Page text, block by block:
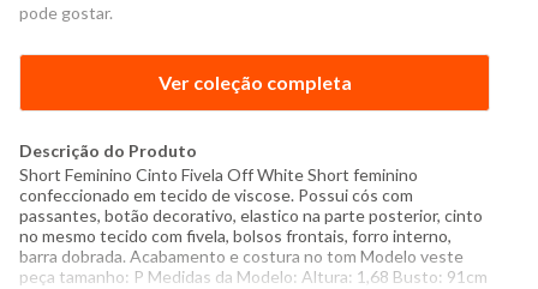
pode gostar.
Ver coleção completa
Descrição do Produto
Short Feminino Cinto Fivela Off White Short feminino
confeccionado em tecido de viscose. Possui cós com
passantes, botão decorativo, elastico na parte posterior, cinto
no mesmo tecido com fivela, bolsos frontais, forro interno,
barra dobrada. Acabamento e costura no tom Modelo veste
peça tamanho: P Medidas da Modelo: Altura: 1,68 Busto: 91cm